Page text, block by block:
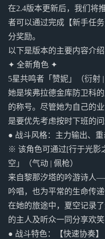
在2.4版本更新后，我们将
者可以通过完成【新手任
分奖励。
以下是版本的主要内容介绍
✦ 全新角色 ✦
5星共鸣者「赞妮」（衍射 |
她是埃弗拉德金库防卫科
的称号。尽管她为自己的
是要优先考虑按时下班的问
● 战斗风格：主力输出、
※ 该角色可通过[行于光影
空」（气动 | 佩枪）
来自黎那汐塔的吟游诗人
吟唱，也为平常的生命传递
在她的旅途中，夏空记录
的主人及听众一同分享欢笑
● 战斗特色：【快速协奏】